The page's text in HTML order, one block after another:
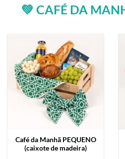
💚 CAFÉ DA
Café da Manhã PEQUENO
(caixote de madeira)